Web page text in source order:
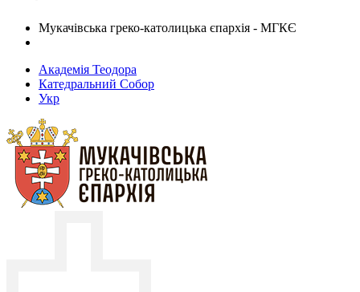
Мукачівська греко-католицька єпархія - МГКЄ
Академія Теодора
Катедральний Собор
Укр